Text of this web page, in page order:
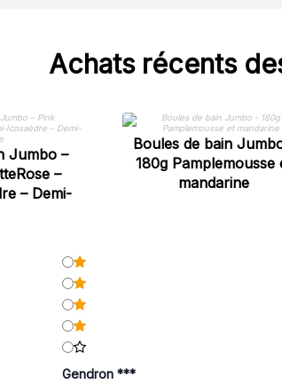
Achats récents
Jumbo –
–
– Demi-
Boules de bain
180g Pamplemousse
mandarine
Gendron ***